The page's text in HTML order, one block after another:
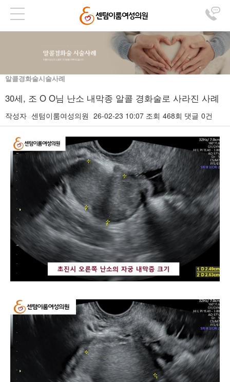
알콜경화술시술사례
30세, 조 O O님 난소 내막종 알콜 경화술로 사라진 사례
작성자 센텀이룸여성의원 26-02-23 10:07 조회 468회 댓글 0건
본문